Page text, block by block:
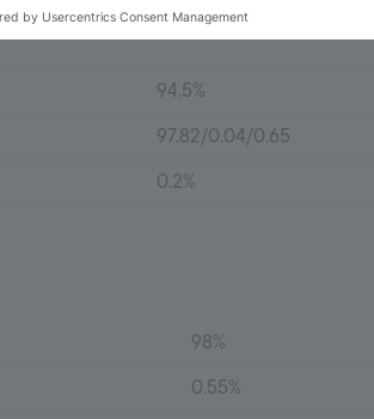
94.5%
97.82/0.04/0.65
0.2%
98%
0.55%